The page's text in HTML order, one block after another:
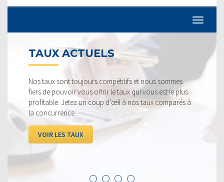
TAUX ACTUELS
Nos taux sont toujours compétitifs et nous sommes
fiers de pouvoir vous offrir le taux qui vous est le plus
profitable. Jetez un coup d’œil à nos taux comparés à
la concurrence.
VOIR LES TAUX